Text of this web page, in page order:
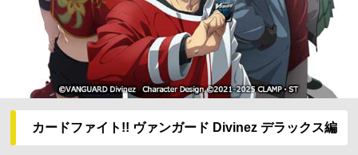
カードファイト!! ヴァンガード Divinez デラックス編